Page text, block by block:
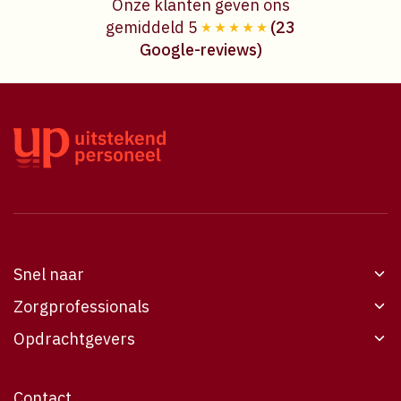
Onze klanten geven ons
gemiddeld 5
(23
Google-reviews)
Snel naar
Werken bij UP
Vacatures
Zorgprofessionals
Werken bij UP
Opdrachtgevers